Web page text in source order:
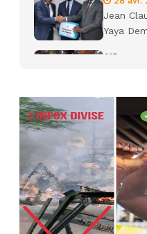
Jean
Yaya
AIP
Camara
22 avr.
Des
incendie
AIP
10 avr.
Nommé